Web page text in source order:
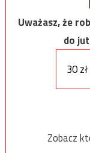
Uważasz, że
do
30 zł
Zobacz